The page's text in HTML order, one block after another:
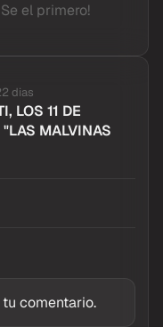
el primero!
dias
LOS 11 DE
MALVINAS
comentario.